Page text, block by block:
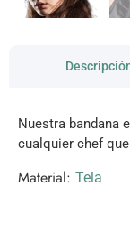
Nuestra bandana
cualquier chef
Material: Tela